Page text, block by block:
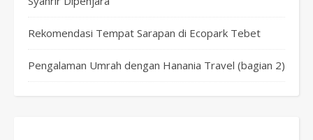
Rekomendasi Tempat Sarapan di Ecopark Tebet
Pengalaman Umrah dengan Hanania Travel (bagian 2)